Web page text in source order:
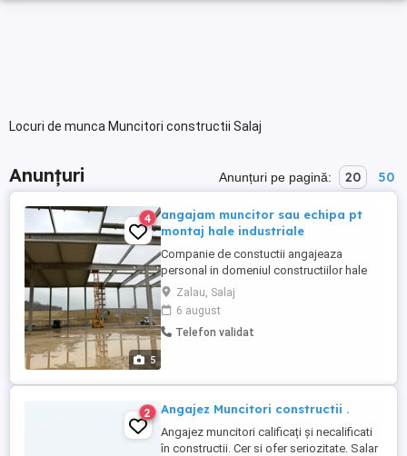
Locuri de munca Muncitori constructii Salaj
Anunțuri Anunțuri pe pagină: 20 50
5
4
angajam muncitor sau echipa pt
montaj hale industriale
Companie de constuctii angajeaza
personal in domeniul constructiilor hale
industriale! Fatade si acoperisuri din tabla
cutata, panouri sandwich Etc Lucrarile se
efectueaza in Ungaria. cerem si oferim
seriozitate
Zalau, Salaj
6 august
Telefon validat
2 Angajez Muncitori constructii .
Angajez muncitori calificați și necalificati
în constructii. Cer si ofer seriozitate. Salar